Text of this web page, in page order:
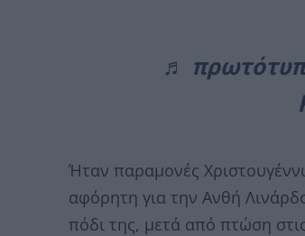
♬
Ήταν παραμονές
αφόρητη για την Ανθή
πόδι της, μετά από πτώση